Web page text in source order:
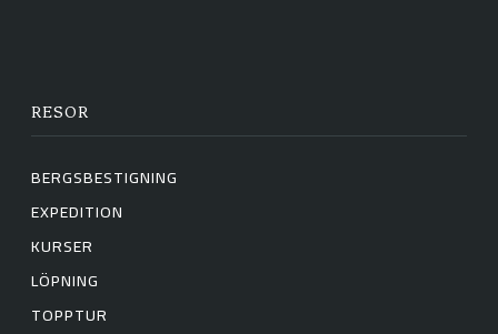
RESOR
BERGSBESTIGNING
EXPEDITION
KURSER
LÖPNING
TOPPTUR